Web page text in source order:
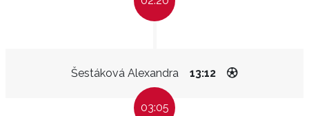
Šestáková Alexandra 13:12
03:05